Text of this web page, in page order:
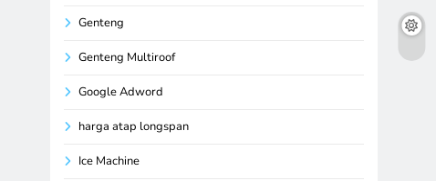
Genteng
Genteng Multiroof
Google Adword
harga atap longspan
Ice Machine